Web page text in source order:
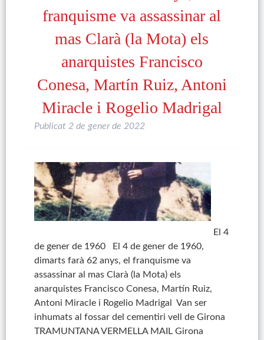
franquisme va assassinar al
mas Clarà (la Mota) els
anarquistes Francisco
Conesa, Martín Ruiz, Antoni
Miracle i Rogelio Madrigal
Publicat 2 de gener de 2022
El 4
de gener de 1960 El 4 de gener de 1960,
dimarts farà 62 anys, el franquisme va
assassinar al mas Clarà (la Mota) els
anarquistes Francisco Conesa, Martín Ruiz,
Antoni Miracle i Rogelio Madrigal Van ser
inhumats al fossar del cementiri vell de Girona
TRAMUNTANA VERMELLA MAIL Girona